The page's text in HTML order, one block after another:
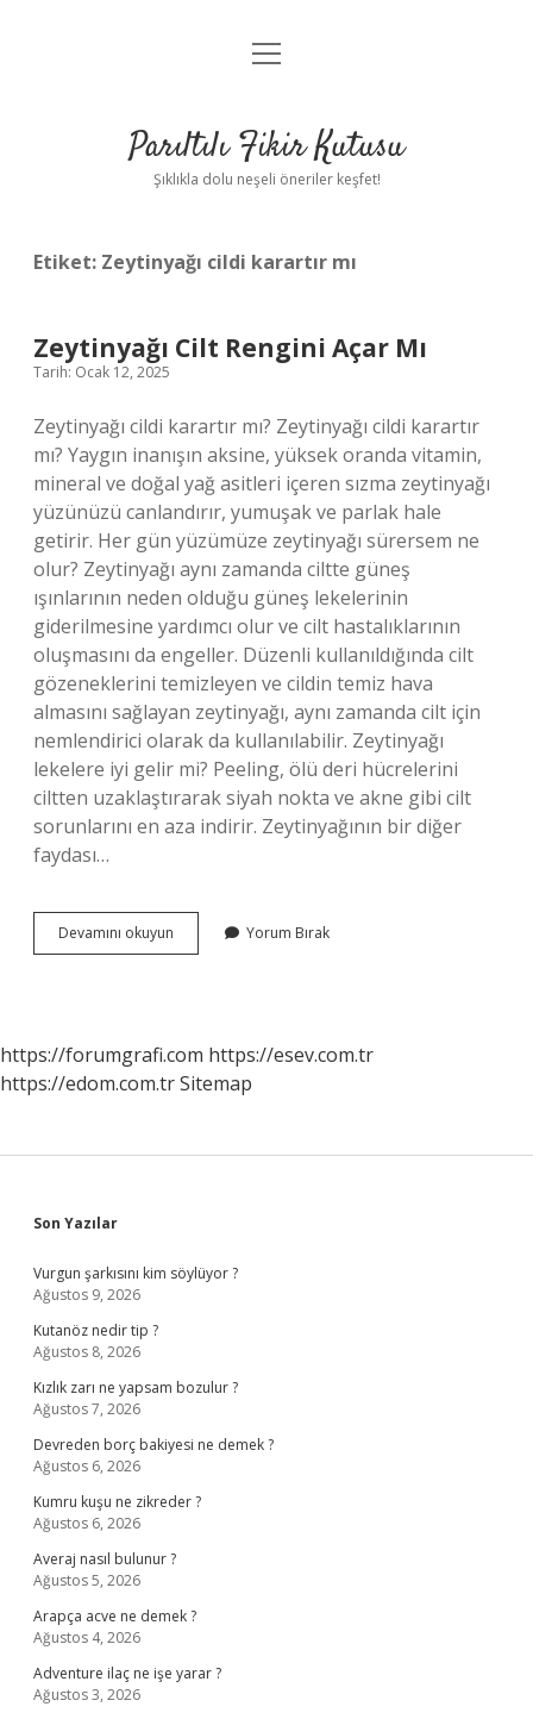
Anasayfa
Yasal Uyarı
menüyü
Parıltılı Fikir Kutusu
Şıklıkla dolu neşeli öneriler keşfet!
Etiket: Zeytinyağı cildi karartır mı
Zeytinyağı Cilt Rengini Açar Mı
Tarih: Ocak 12, 2025
Zeytinyağı cildi karartır mı? Zeytinyağı cildi karartır
mı? Yaygın inanışın aksine, yüksek oranda vitamin,
mineral ve doğal yağ asitleri içeren sızma zeytinyağı
yüzünüzü canlandırır, yumuşak ve parlak hale
getirir. Her gün yüzümüze zeytinyağı sürersem ne
olur? Zeytinyağı aynı zamanda ciltte güneş
ışınlarının neden olduğu güneş lekelerinin
giderilmesine yardımcı olur ve cilt hastalıklarının
oluşmasını da engeller. Düzenli kullanıldığında cilt
gözeneklerini temizleyen ve cildin temiz hava
almasını sağlayan zeytinyağı, aynı zamanda cilt için
nemlendirici olarak da kullanılabilir. Zeytinyağı
lekelere iyi gelir mi? Peeling, ölü deri hücrelerini
ciltten uzaklaştırarak siyah nokta ve akne gibi cilt
sorunlarını en aza indirir. Zeytinyağının bir diğer
faydası…
Devamını okuyun Zeytinyağı
Cilt
Yorum Bırak
https://forumgrafi.com https://esev.com.tr
https://edom.com.trSitemap
Sidebar
Son Yazılar
Vurgun şarkısını kim söylüyor ?
Ağustos 9, 2026
Kutanöz nedir tip ?
Ağustos 8, 2026
Kızlık zarı ne yapsam bozulur ?
Ağustos 7, 2026
Devreden borç bakiyesi ne demek ?
Ağustos 6, 2026
Kumru kuşu ne zikreder ?
Ağustos 6, 2026
Averaj nasıl bulunur ?
Ağustos 5, 2026
Arapça acve ne demek ?
Ağustos 4, 2026
Adventure ilaç ne işe yarar ?
Ağustos 3, 2026